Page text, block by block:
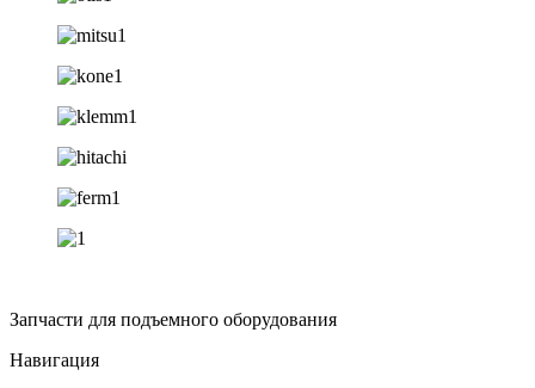
Запчасти для подъемного оборудования
Навигация